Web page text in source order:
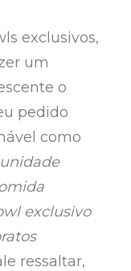
exclusivos,
um
o
pedido
como
exclusivo
ressaltar,